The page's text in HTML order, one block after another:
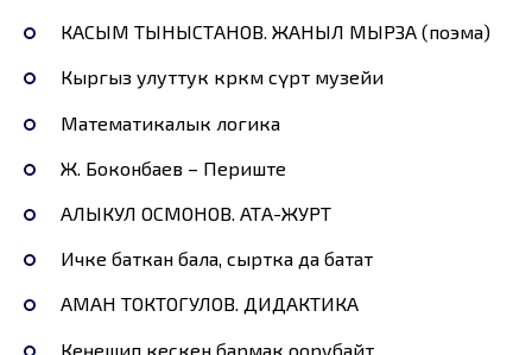
КАСЫМ ТЫНЫСТАНОВ. ЖАНЫЛ МЫРЗА (поэма)
Кыргыз улуттук көркөм сүрөт музейи
Математикалык логика
Ж. Боконбаев – Периште
АЛЫКУЛ ОСМОНОВ. АТА-ЖУРТ
Ичке баткан бала, сыртка да батат
АМАН ТОКТОГУЛОВ. ДИДАКТИКА
Кеңешип кескен бармак оорубайт